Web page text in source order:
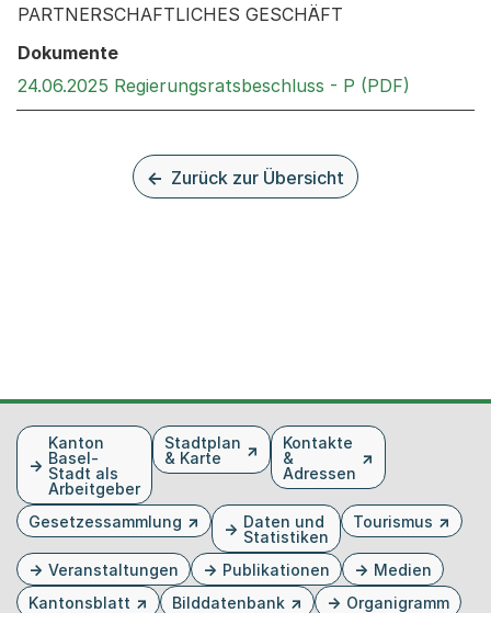
PARTNERSCHAFTLICHES GESCHÄFT
Dokumente
24.06.2025 Regierungsratsbeschluss - P (PDF)
Zurück zur Übersicht
FusszeileKanton
Basel-
Stadt als
Arbeitgeber
Stadtplan
& Karte
Kontakte
&
Adressen
Gesetzessammlung
Daten und
Statistiken
Tourismus
Veranstaltungen Publikationen
Medien
Kantonsblatt
Bilddatenbank Organigramm